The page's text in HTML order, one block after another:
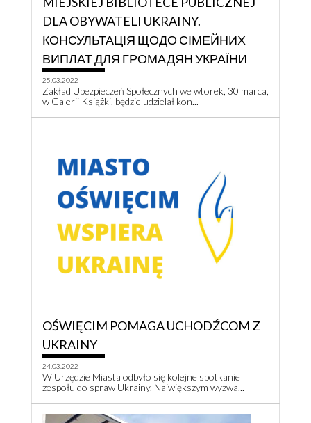
DLA OBYWATELI UKRAINY.
КОНСУЛЬТАЦІЯ ЩОДО СІМЕЙНИХ
ВИПЛАТ ДЛЯ ГРОМАДЯН УКРАЇНИ
25.03.2022
Zakład Ubezpieczeń Społecznych we wtorek, 30 marca,
w Galerii Książki, będzie udzielał kon...
OŚWIĘCIM POMAGA UCHODŹCOM Z
UKRAINY
24.03.2022
W Urzędzie Miasta odbyło się kolejne spotkanie
zespołu do spraw Ukrainy. Największym wyzwa...